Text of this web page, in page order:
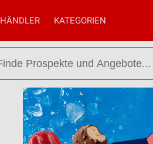
HÄNDLER KATEGORIEN